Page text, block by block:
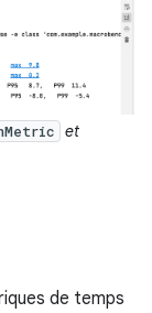
et
de temps